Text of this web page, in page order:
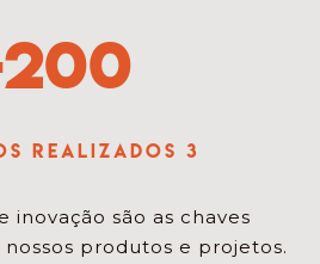
200
Realizados 3
inovação são as chaves
nossos produtos e projetos.